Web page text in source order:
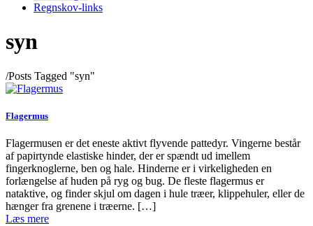
Regnskov-links
syn
/Posts Tagged "syn"
Flagermus
Flagermusen er det eneste aktivt flyvende pattedyr. Vingerne består
af papirtynde elastiske hinder, der er spændt ud imellem
fingerknoglerne, ben og hale. Hinderne er i virkeligheden en
forlængelse af huden på ryg og bug. De fleste flagermus er
nataktive, og finder skjul om dagen i hule træer, klippehuler, eller de
hænger fra grenene i træerne. […]
Læs mere